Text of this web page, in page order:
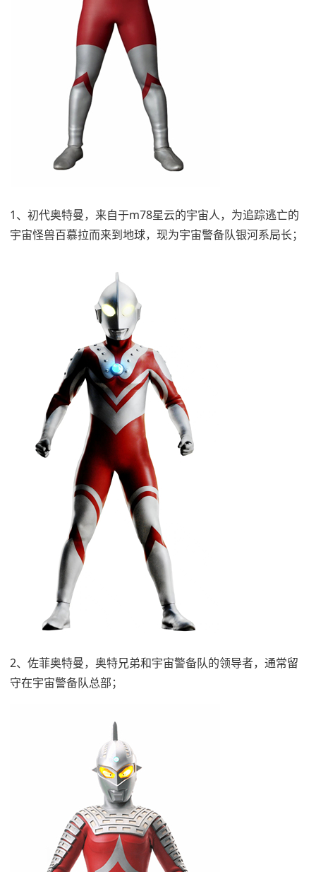
1、初代奥特曼，来自于m78星云的宇宙人，为追踪逃亡的
宇宙怪兽百慕拉而来到地球，现为宇宙警备队银河系局长；
2、佐菲奥特曼，奥特兄弟和宇宙警备队的领导者，通常留
守在宇宙警备队总部；